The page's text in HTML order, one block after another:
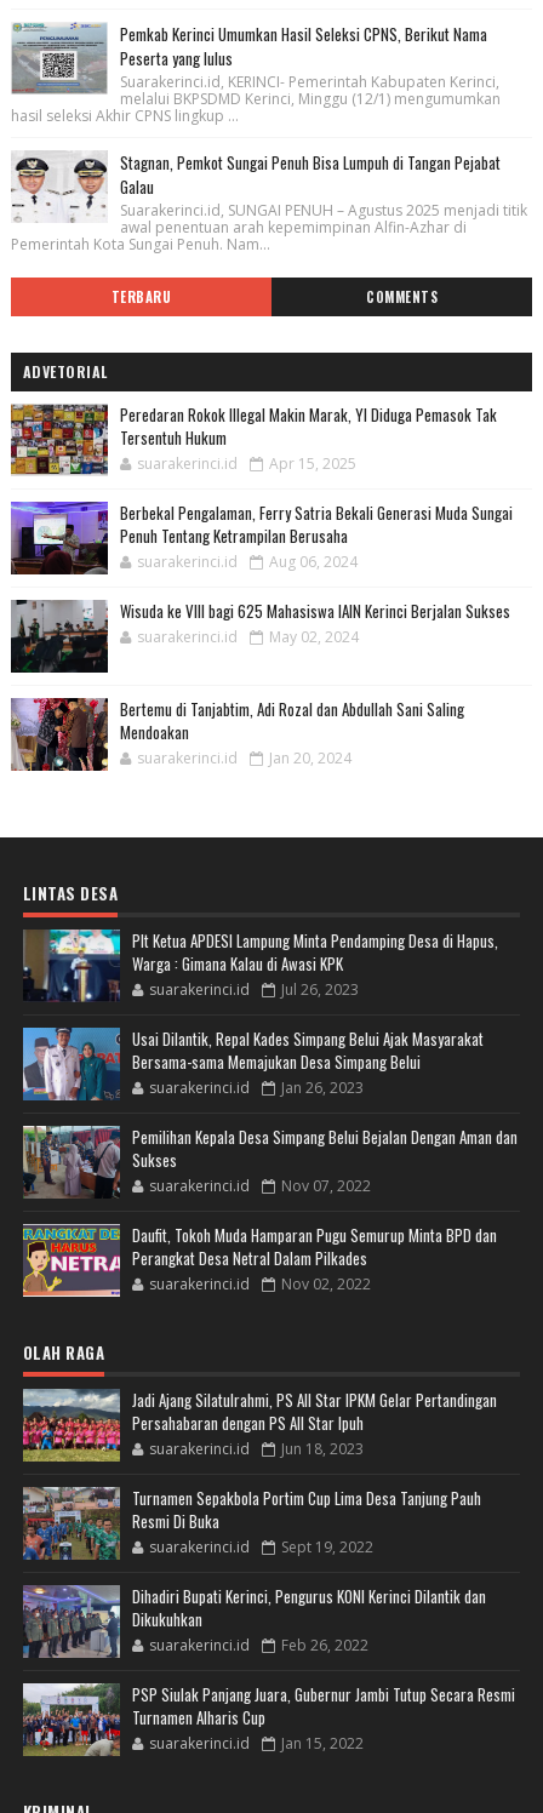
Pemkab Kerinci Umumkan Hasil Seleksi CPNS, Berikut Nama
Peserta yang lulus
Suarakerinci.id, KERINCI- Pemerintah Kabupaten Kerinci,
melalui BKPSDMD Kerinci, Minggu (12/1) mengumumkan
hasil seleksi Akhir CPNS lingkup ...
Stagnan, Pemkot Sungai Penuh Bisa Lumpuh di Tangan Pejabat
Galau
Suarakerinci.id, SUNGAI PENUH – Agustus 2025 menjadi titik
awal penentuan arah kepemimpinan Alfin-Azhar di
Pemerintah Kota Sungai Penuh. Nam...
TERBARU COMMENTS
ADVETORIAL
Peredaran Rokok Illegal Makin Marak, YI Diduga Pemasok Tak
Tersentuh Hukum
suarakerinci.id Apr 15, 2025
Berbekal Pengalaman, Ferry Satria Bekali Generasi Muda Sungai
Penuh Tentang Ketrampilan Berusaha
suarakerinci.id Aug 06, 2024
Wisuda ke VIII bagi 625 Mahasiswa IAIN Kerinci Berjalan Sukses
suarakerinci.id May 02, 2024
Bertemu di Tanjabtim, Adi Rozal dan Abdullah Sani Saling
Mendoakan
suarakerinci.id Jan 20, 2024
LINTAS DESA
Plt Ketua APDESI Lampung Minta Pendamping Desa di Hapus,
Warga : Gimana Kalau di Awasi KPK
suarakerinci.id Jul 26, 2023
Usai Dilantik, Repal Kades Simpang Belui Ajak Masyarakat
Bersama-sama Memajukan Desa Simpang Belui
suarakerinci.id Jan 26, 2023
Pemilihan Kepala Desa Simpang Belui Bejalan Dengan Aman dan
Sukses
suarakerinci.id Nov 07, 2022
Daufit, Tokoh Muda Hamparan Pugu Semurup Minta BPD dan
Perangkat Desa Netral Dalam Pilkades
suarakerinci.id Nov 02, 2022
OLAH RAGA
Jadi Ajang Silatulrahmi, PS All Star IPKM Gelar Pertandingan
Persahabaran dengan PS All Star Ipuh
suarakerinci.id Jun 18, 2023
Turnamen Sepakbola Portim Cup Lima Desa Tanjung Pauh
Resmi Di Buka
suarakerinci.id Sept 19, 2022
Dihadiri Bupati Kerinci, Pengurus KONI Kerinci Dilantik dan
Dikukuhkan
suarakerinci.id Feb 26, 2022
PSP Siulak Panjang Juara, Gubernur Jambi Tutup Secara Resmi
Turnamen Alharis Cup
suarakerinci.id Jan 15, 2022